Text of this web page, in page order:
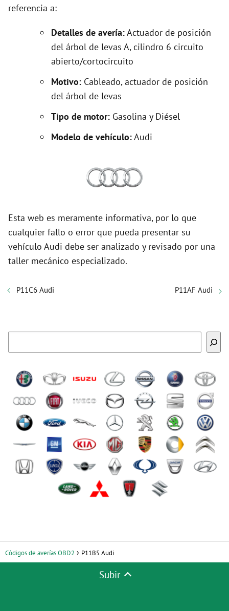
referencia a:
Detalles de avería:Actuador de posición
del árbol de levas A, cilindro 6 circuito
abierto/cortocircuito
Motivo: Cableado, actuador de posición
del árbol de levas
Tipo de motor: Gasolina y Diésel
Modelo de vehículo:Audi
Esta web es meramente informativa, por lo que
cualquier fallo o error que pueda presentar su
vehículo Audi debe ser analizado y revisado por una
taller mecánico especializado.
P11C6 Audi P11AF Audi
Códigos de averías OBD2 P11B5 Audi
Subir